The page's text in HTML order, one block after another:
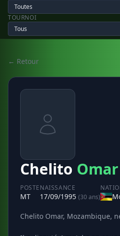
TOURNOI
← Retour
Chelito Omar
POSTE
MT
NAISSANCE
17/09/1995 (30 ans)
Chelito Omar, Mozambique,